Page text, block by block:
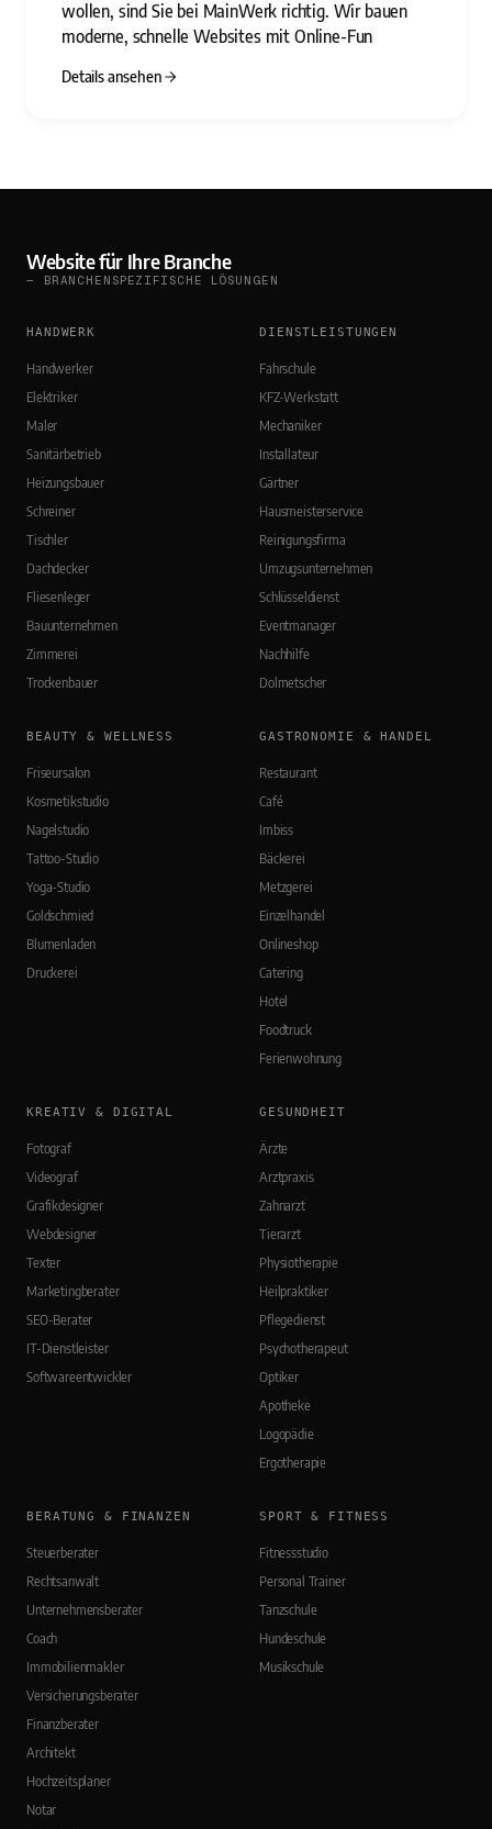
wollen, sind Sie bei MainWerk richtig. Wir bauen
moderne, schnelle Websites mit Online-Fun
Details ansehen
Website für Ihre Branche
— BRANCHENSPEZIFISCHE LÖSUNGEN
HANDWERK
Handwerker
Elektriker
Maler
Sanitärbetrieb
Heizungsbauer
Schreiner
Tischler
Dachdecker
Fliesenleger
Bauunternehmen
Zimmerei
Trockenbauer
DIENSTLEISTUNGEN
Fahrschule
KFZ-Werkstatt
Mechaniker
Installateur
Gärtner
Hausmeisterservice
Reinigungsfirma
Umzugsunternehmen
Schlüsseldienst
Eventmanager
Nachhilfe
Dolmetscher
BEAUTY & WELLNESS
Friseursalon
Kosmetikstudio
Nagelstudio
Tattoo-Studio
Yoga-Studio
Goldschmied
Blumenladen
Druckerei
GASTRONOMIE & HANDEL
Restaurant
Café
Imbiss
Bäckerei
Metzgerei
Einzelhandel
Onlineshop
Catering
Hotel
Foodtruck
Ferienwohnung
KREATIV & DIGITAL
Fotograf
Videograf
Grafikdesigner
Webdesigner
Texter
Marketingberater
SEO-Berater
IT-Dienstleister
Softwareentwickler
GESUNDHEIT
Ärzte
Arztpraxis
Zahnarzt
Tierarzt
Physiotherapie
Heilpraktiker
Pflegedienst
Psychotherapeut
Optiker
Apotheke
Logopädie
Ergotherapie
BERATUNG & FINANZEN
Steuerberater
Rechtsanwalt
Unternehmensberater
Coach
Immobilienmakler
Versicherungsberater
Finanzberater
Architekt
Hochzeitsplaner
Notar
SPORT & FITNESS
Fitnessstudio
Personal Trainer
Tanzschule
Hundeschule
Musikschule